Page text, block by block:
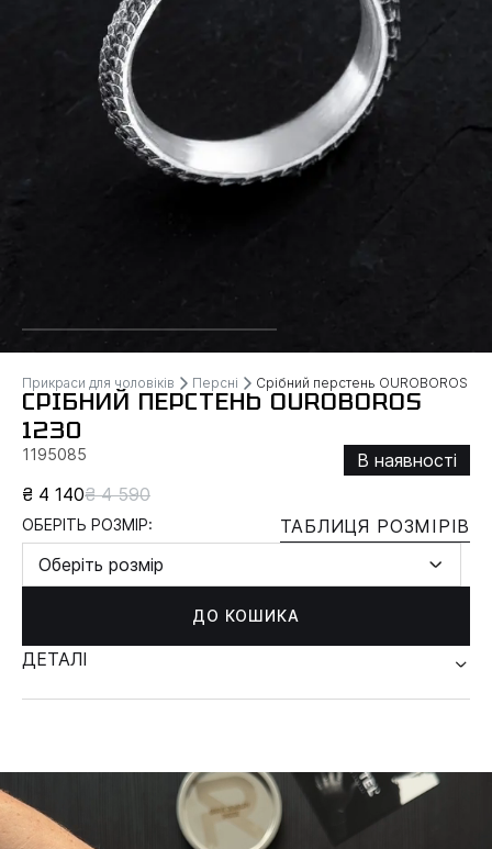
Прикраси для чоловіків Персні Срібний перстень OUROBOROS
СРІБНИЙ ПЕРСТЕНЬ OUROBOROS
1230
1195085
В наявності
₴ 4 140₴ 4 590
ОБЕРІТЬ РОЗМІР:
ТАБЛИЦЯ РОЗМІРІВ
Оберіть розмір
ДО КОШИКА
ДЕТАЛІ